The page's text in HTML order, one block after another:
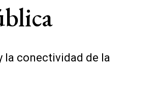
la conectividad de la